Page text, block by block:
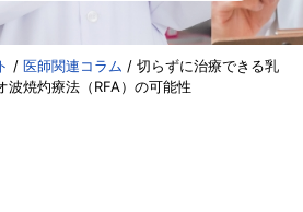
/ 医師関連コラム / 切らずに治療できる乳
波焼灼療法（RFA）の可能性